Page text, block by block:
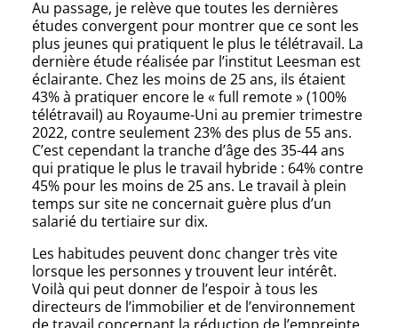
Au passage, je relève que toutes les dernières
études convergent pour montrer que ce sont les
plus jeunes qui pratiquent le plus le télétravail. La
dernière étude réalisée par l’institut Leesman est
éclairante. Chez les moins de 25 ans, ils étaient
43% à pratiquer encore le « full remote » (100%
télétravail) au Royaume-Uni au premier trimestre
2022, contre seulement 23% des plus de 55 ans.
C’est cependant la tranche d’âge des 35-44 ans
qui pratique le plus le travail hybride : 64% contre
45% pour les moins de 25 ans. Le travail à plein
temps sur site ne concernait guère plus d’un
salarié du tertiaire sur dix.
Les habitudes peuvent donc changer très vite
lorsque les personnes y trouvent leur intérêt.
Voilà qui peut donner de l’espoir à tous les
directeurs de l’immobilier et de l’environnement